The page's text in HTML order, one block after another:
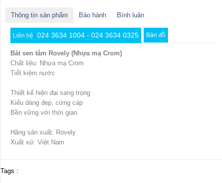
Thông tin sản phẩm Bảo hành Bình luận
Liên hệ 024 3634 1004 - 024 3634 0325 Bản đồ
Bát sen tắm Rovely (Nhựa mạ Crom)
Chất liệu: Nhựa mạ Crom
Tiết kiệm nước
Thiết kế hiện đại sang trọng
Kiểu dáng đẹp, cứng cáp
Bền vững với thời gian
Hãng sản xuất: Rovely
Xuất xứ: Việt Nam
Tags :